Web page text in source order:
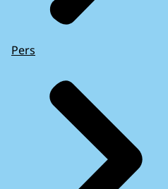
Pers